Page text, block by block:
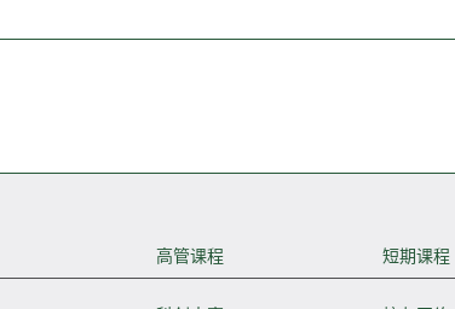
高管课程 短期课程